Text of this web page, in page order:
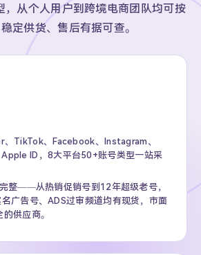
，从个人用户到跨境电商团队均可按
定供货、售后有据可查。
TikTok、Facebook、Instagram、
ID，8大平台50+账号类型一站采
整——从热销促销号到12年超级老号，
广告号、ADS过审频道均有现货，市面
供应商。